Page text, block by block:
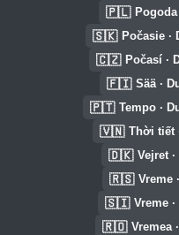
🇵🇱
🇸🇰 Počasie ·
🇨🇿 Počasí ·
🇫🇮 Sää ·
🇵🇹 Tempo ·
🇻🇳 Thời tiết
🇩🇰 Vejret
🇷🇸 Vreme
🇸🇮 Vreme
🇷🇴 Vremea